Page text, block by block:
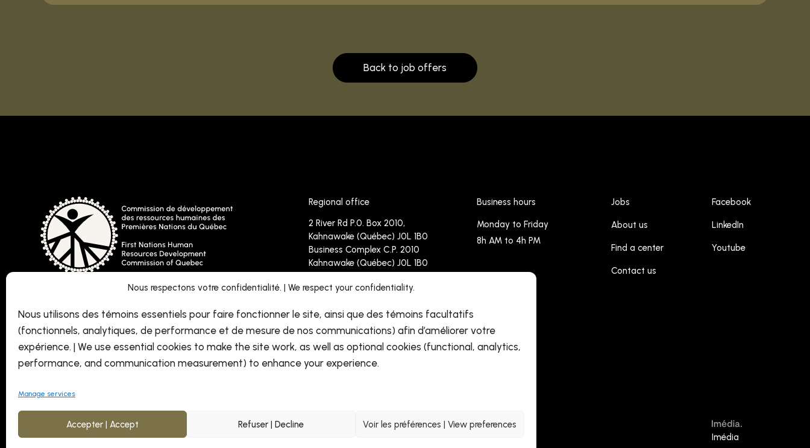
Nous respectons votre confidentialité. | We respect your confidentiality.
Nous utilisons des témoins essentiels pour faire fonctionner le site, ainsi que des témoins facultatifs
(fonctionnels, analytiques, de performance et de mesure de nos communications) afin d’améliorer votre
expérience. | We use essential cookies to make the site work, as well as optional cookies (functional, analytics,
performance, and communication measurement) to enhance your experience.
Manage services
Accepter | Accept Refuser | Decline Voir les préférences | View preferences
Back to job offers
Regional office
2 River Rd P.0. Box 2010,
Kahnawake (Québec) J0L 1B0
Business Complex C.P. 2010
Kahnawake (Québec) J0L 1B0
237 4767
Fax : 450-638-4090
info@cdrhpnq.qc.ca
Business hours
Monday to Friday
8h AM to 4h PM
Jobs
About us
Find a center
Contact us
Facebook
LinkedIn
Youtube
© Commission de développement des ressources humaines des Premières Nations du Québec - 2026
Imédia